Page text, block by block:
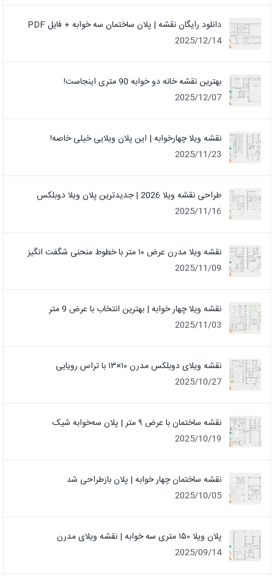
دانلود رایگان نقشه | پلان ساختمان سه خوابه + فایل PDF
2025/12/14
بهترین نقشه خانه دو خوابه 90 متری اینجاست!
2025/12/07
نقشه ویلا چهارخوابه | این پلان ویلایی خیلی خاصه!
2025/11/23
طراحی نقشه ویلا 2026 | جدیدترین پلان ویلا دوبلکس
2025/11/16
نقشه ویلا مدرن عرض ۱۰ متر با خطوط منحنی شگفت انگیز
2025/11/09
نقشه ویلا چهار خوابه | بهترین انتخاب با عرض 9 متر
2025/11/03
نقشه ویلای دوبلکس مدرن ۱۰×۱۳ با تراس رویایی
2025/10/27
نقشه ساختمان با عرض ۹ متر | پلان سه‌خوابه شیک
2025/10/19
نقشه ساختمان چهار خوابه | پلان بازطراحی شد
2025/10/05
پلان ویلا ۱۵۰ متری سه خوابه | نقشه ویلای مدرن
2025/09/14